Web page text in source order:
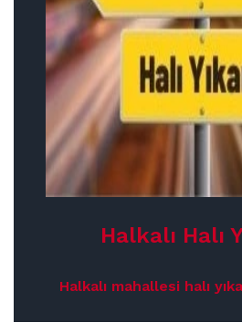
Halkalı Halı
Halkalı mahallesi halı